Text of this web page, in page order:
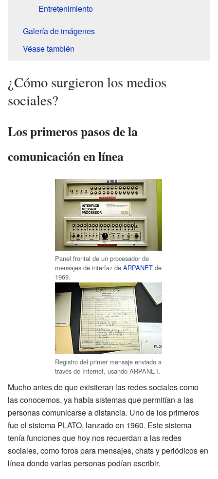
Entretenimiento
Galería de imágenes
Véase también
¿Cómo surgieron los medios
sociales?
Los primeros pasos de la
comunicación en línea
Panel frontal de un procesador de
mensajes de interfaz de ARPANET de
1969.
Registro del primer mensaje enviado a
través de Internet, usando ARPANET.
Mucho antes de que existieran las redes sociales como
las conocemos, ya había sistemas que permitían a las
personas comunicarse a distancia. Uno de los primeros
fue el sistema PLATO, lanzado en 1960. Este sistema
tenía funciones que hoy nos recuerdan a las redes
sociales, como foros para mensajes, chats y periódicos en
línea donde varias personas podían escribir.